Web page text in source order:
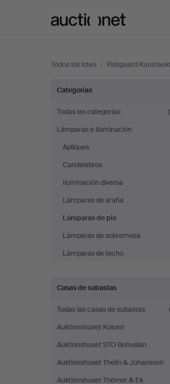
Todos los lotes / Palsgaard
Lámparas
de
pie
en
Palsgaard
Kunstauktioner
Categorías
Todas las categorías
Lámparas e Iluminación
Apliques
Candelabros
Iluminación diversa
Lámparas de araña
Lámparas de pie
Lámparas de sobremesa
Lámparas de techo
Casas de subastas
Todas las casas de subastas
Auktionshuset Kolonn
Auktionshuset STO Bohuslän
Auktionshuset Thelin & Johansson
Auktionshuset Thörner & Ek